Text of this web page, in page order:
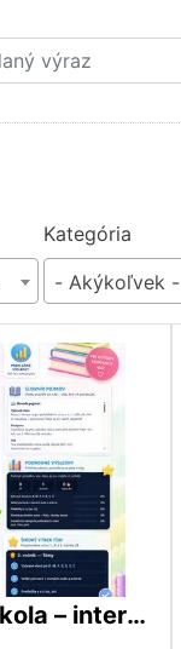
Kategória
- Akýkoľvek -
Pravopisná škola – interaktívna aplikácia na precvičovanie slovenského pravopisu (3. – 5. ročník ZŠ)